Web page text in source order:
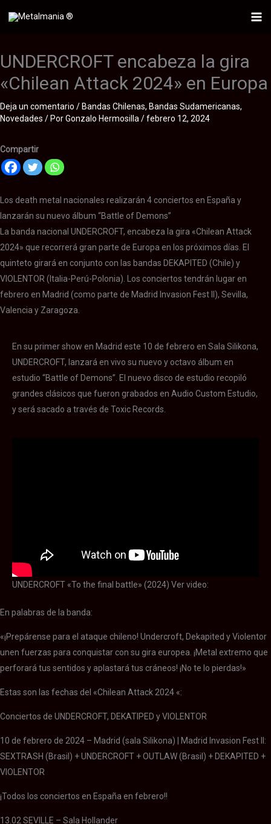
UNDERCROFT encabeza la gira
«Chilean Attack 2024» en Europa
Deja un comentario / Bandas Chilenas, Bandas Sudamericanas,
Novedades / PorGonzalo Hermosilla /febrero 12, 2024
Compartir
Los death metal nacionales realizarán 4 conciertos en España y
lanzarán su nuevo álbum “Battle of Demons”
La banda nacional UNDERCROFT, encabeza la gira «Chilean Attack
2024» que recorrerá gran parte de Europa en los próximos días. El
quinteto girará en conjunto con las bandas DEKAPITED (Chile) y
VIOLENTOR (Italia-Perú-Polonia). Los conciertos tendrán lugar en
febrero en Madrid (como parte de Madrid Invasion Fest II), Sevilla,
Valencia y Zaragoza.
En su primer show en Madrid este 10 de febrero en Sala Silikona,
UNDERCROFT, lanzará en vivo su nuevo y octavo álbum en
estudio “Battle of Demons”. El nuevo disco de estudio recopiló
grandes clásicos que fueron grabados en Audio Custom Estudio,
y será sacado a través de Toxic Records.
UNDERCROFT «To the final battle» (2024) Ver video:
En palabras de la banda:
«¡Prepárense para el ataque chileno! Undercroft, Dekapited y Violentor
unen fuerzas para conquistar con su gira europea. ¡Metal extremo que
perforará tus sentidos y aplastará tus cráneos! ¡No te lo pierdas!»
Estas son las fechas del «Chilean Attack 2024 «:
Conciertos de UNDERCROFT, DEKATIPED y VIOLENTOR
10 de febrero de 2024 – Madrid (sala Silikona) | Madrid Invasion Fest II:
SEXTRASH (Brasil) + UNDERCROFT + OUTLAW (Brasil) + DEKAPITED +
VIOLENTOR
¡Todos los conciertos en España en febrero!!
13.02 SEVILLE – Sala Hollander